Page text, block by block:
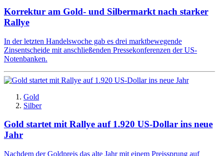
Korrektur am Gold- und Silbermarkt nach starker
Rallye
In der letzten Handelswoche gab es drei marktbewegende
Zinsentscheide mit anschließenden Pressekonferenzen der US-
Notenbanken.
Gold
Silber
Gold startet mit Rallye auf 1.920 US-Dollar ins neue
Jahr
Nachdem der Goldpreis das alte Jahr mit einem Preissprung auf